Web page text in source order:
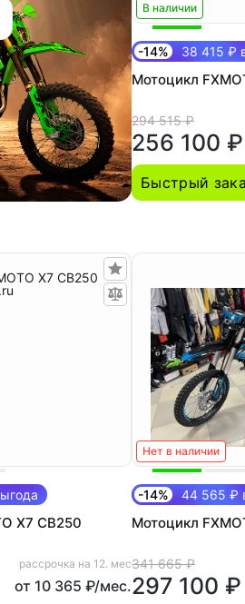
В наличии
-14% 38 415 ₽
Мотоцикл
294 515 ₽
256 100 ₽
Быстрый
Х7 СВ250
рассрочка на 12. мес
от 10 365 ₽/мес.
Нет в наличии
-14% 44 565 ₽
Мотоцикл
341 665 ₽
297 100 ₽